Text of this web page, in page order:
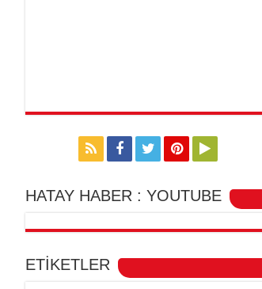
HATAY HABER : YOUTUBE
ETİKETLER